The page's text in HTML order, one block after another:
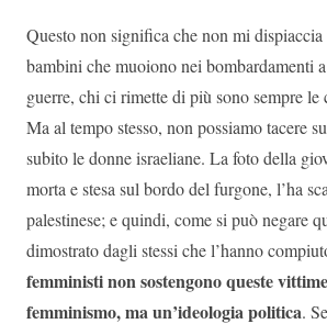
Questo non significa che non mi dispiaccia
bambini che muoiono nei bombardamenti
guerre, chi ci rimette di più sono sempre le
Ma al tempo stesso, non possiamo tacere
subito le donne israeliane. La foto della
morta e stesa sul bordo del furgone, l’ha
palestinese; e quindi, come si può negare
dimostrato dagli stessi che l’hanno
femministi non sostengono queste
femminismo, ma un’ideologia politica.